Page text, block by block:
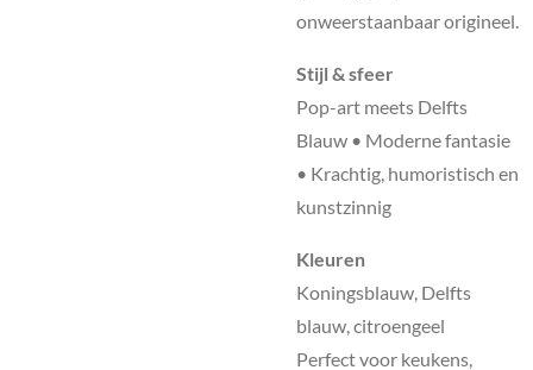
onweerstaanbaar origineel.
Stijl & sfeer
Pop-art meets Delfts
Blauw • Moderne fantasie
• Krachtig, humoristisch en
kunstzinnig
Kleuren
Koningsblauw, Delfts
blauw, citroengeel
Perfect voor keukens,